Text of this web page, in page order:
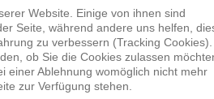
Suchen ...
Website. Einige von ihnen sind
Seite, während andere uns helfen,
zu verbessern (Tracking Cookies).
ob Sie die Cookies zulassen
einer Ablehnung womöglich nicht mehr
zur Verfügung stehen.